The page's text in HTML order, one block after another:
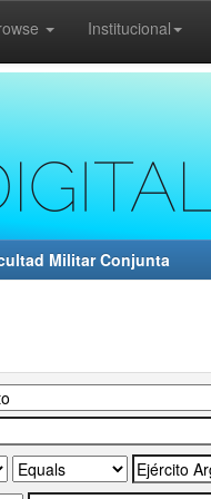
Institucional
Militar Conjunta